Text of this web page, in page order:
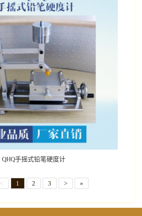
QHQ手摇式铅笔硬度计
< 1 2 3 > »